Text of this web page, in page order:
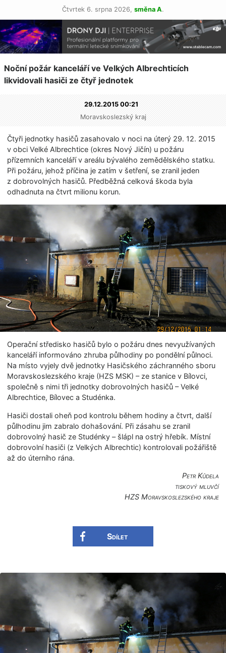
Čtvrtek 6. srpna 2026, směna A.
Noční požár kanceláří ve Velkých Albrechticích
likvidovali hasiči ze čtyř jednotek
29.12.2015 00:21
Moravskoslezský kraj
Čtyři jednotky hasičů zasahovalo v noci na úterý 29. 12. 2015
v obci Velké Albrechtice (okres Nový Jičín) u požáru
přízemních kanceláří v areálu bývalého zemědělského statku.
Při požáru, jehož příčina je zatím v šetření, se zranil jeden
z dobrovolných hasičů. Předběžná celková škoda byla
odhadnuta na čtvrt milionu korun.
Operační středisko hasičů bylo o požáru dnes nevyužívaných
kanceláří informováno zhruba půlhodiny po pondělní půlnoci.
Na místo vyjely dvě jednotky Hasičského záchranného sboru
Moravskoslezského kraje (HZS MSK) – ze stanice v Bílovci,
společně s nimi tři jednotky dobrovolných hasičů – Velké
Albrechtice, Bílovec a Studénka.
Hasiči dostali oheň pod kontrolu během hodiny a čtvrt, další
půlhodinu jim zabralo dohašování. Při zásahu se zranil
dobrovolný hasič ze Studénky – šlápl na ostrý hřebík. Místní
dobrovolní hasiči (z Velkých Albrechtic) kontrolovali požářiště
až do úterního rána.
Petr Kůdela
tiskový mluvčí
HZS Moravskoslezské­ho kraje
Sdílet